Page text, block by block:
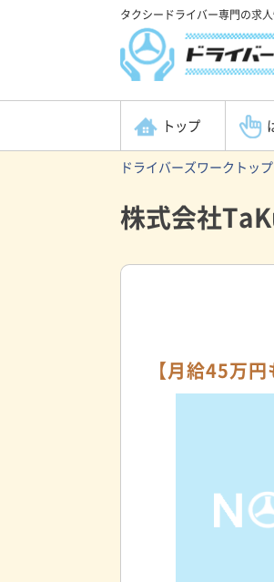
タクシードライバー専門の求
トップ
ドライバーズワークトップ
株式会社
【月給45万